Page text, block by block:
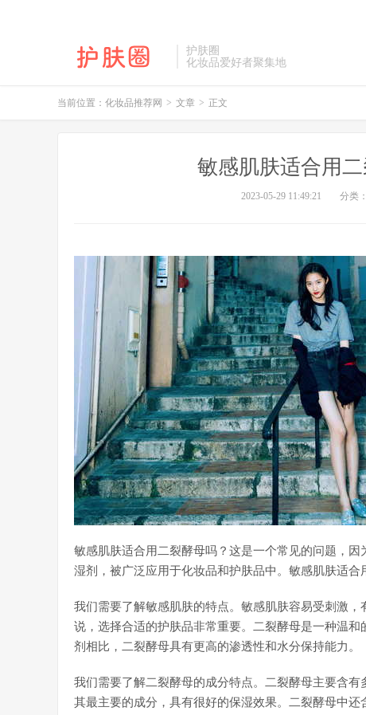
护肤圈
化妆品爱好者聚集地
当前位置： 化妆品推荐网 > 文章 > 正文
敏感肌肤适合用
2023-05-29 11:49:21 分类：
敏感肌肤适合用二裂酵母吗？这是一个常见的问题，
湿剂，被广泛应用于化妆品和护肤品中。敏感肌肤适合
我们需要了解敏感肌肤的特点。敏感肌肤容易受刺激
说，选择合适的护肤品非常重要。二裂酵母是一种温
剂相比，二裂酵母具有更高的渗透性和水分保持能力。
我们需要了解二裂酵母的成分特点。二裂酵母主要含
其最主要的成分，具有很好的保湿效果。二裂酵母中